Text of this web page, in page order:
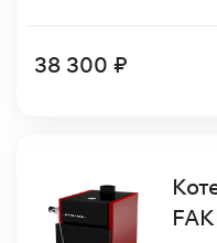
38 300 ₽